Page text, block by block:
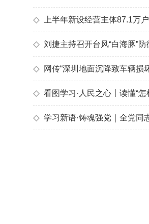
◇ 上半年新设经营主体87.1万户，增长
◇ 刘捷主持召开台风“白海豚”防御工作会商会议强调 立足最不利局面做
◇ 网传“深圳地面沉降致车辆损坏”
◇ 看图学习·人民之心丨读懂“怎样
◇ 学习新语·铸魂强党｜全党同志务必